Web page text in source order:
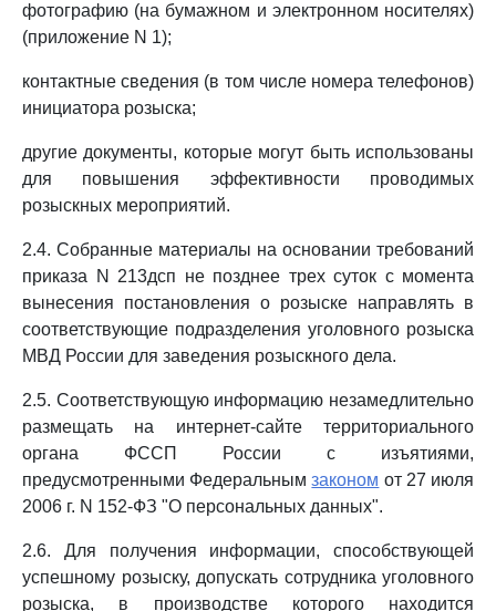
фотографию (на бумажном и электронном носителях)
(приложение N 1);
контактные сведения (в том числе номера телефонов)
инициатора розыска;
другие документы, которые могут быть использованы
для повышения эффективности проводимых
розыскных мероприятий.
2.4. Собранные материалы на основании требований
приказа N 213дсп не позднее трех суток с момента
вынесения постановления о розыске направлять в
соответствующие подразделения уголовного розыска
МВД России для заведения розыскного дела.
2.5. Соответствующую информацию незамедлительно
размещать на интернет-сайте территориального
органа ФССП России с изъятиями,
предусмотренными Федеральнымзаконом от 27 июля
2006 г. N 152-ФЗ "О персональных данных".
2.6. Для получения информации, способствующей
успешному розыску, допускать сотрудника уголовного
розыска, в производстве которого находится